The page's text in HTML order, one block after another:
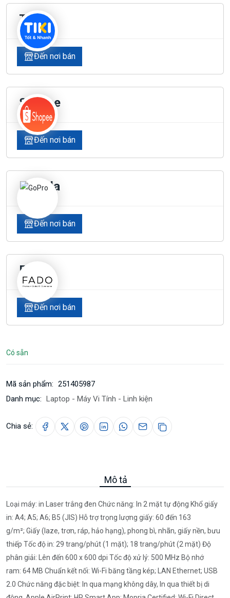
Tiki
Đến nơi bán
Shopee
Đến nơi bán
Lazada
Đến nơi bán
Fado
Đến nơi bán
Có sẵn
Mã sản phẩm: 251405987
Danh mục: Laptop - Máy Vi Tính - Linh kiện
Chia sẻ:
Mô tả
Loại máy: in Laser trắng đen Chức năng: In 2 mặt tự động Khổ giấy
in: A4; A5; A6; B5 (JIS) Hỗ trợ trọng lượng giấy: 60 đến 163
g/m²; Giấy (laze, trơn, ráp, hảo hạng), phong bì, nhãn, giấy nền, bưu
thiếp Tốc độ in: 29 trang/phút (1 mặt); 18 trang/phút (2 mặt) Độ
phân giải: Lên đến 600 x 600 dpi Tốc độ xử lý: 500 MHz Bộ nhớ
ram: 64 MB Chuẩn kết nối: Wi-Fi băng tầng kép; LAN Ethernet; USB
2.0 Chức năng đặc biệt: In qua mạng không dây, In qua thiết bị di